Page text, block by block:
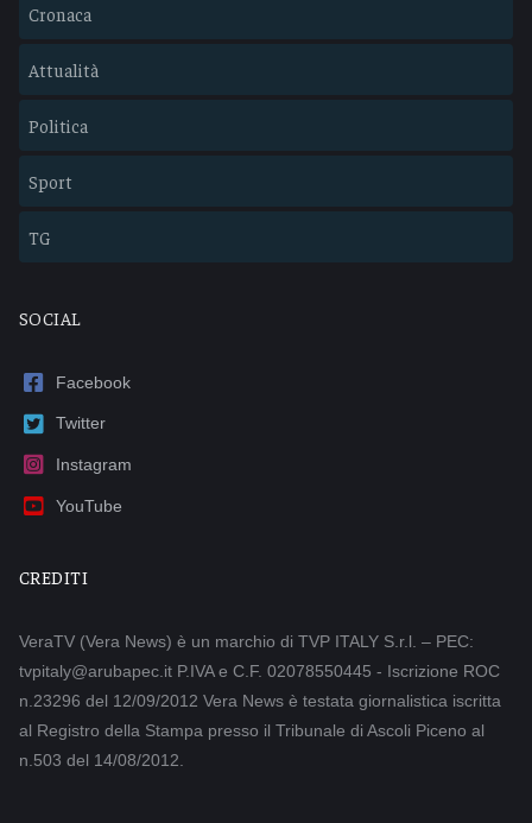
Cronaca
Attualità
Politica
Sport
TG
SOCIAL
Facebook
Twitter
Instagram
YouTube
CREDITI
VeraTV (Vera News) è un marchio di TVP ITALY S.r.l. – PEC:
tvpitaly@arubapec.it P.IVA e C.F. 02078550445 - Iscrizione ROC
n.23296 del 12/09/2012 Vera News è testata giornalistica iscritta
al Registro della Stampa presso il Tribunale di Ascoli Piceno al
n.503 del 14/08/2012.